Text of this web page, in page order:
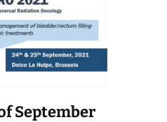
September